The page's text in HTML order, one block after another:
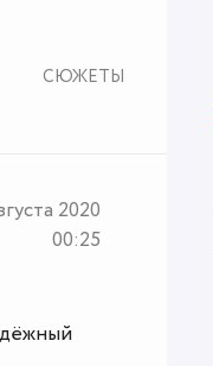
СЮЖЕТЫ
2020
00:25